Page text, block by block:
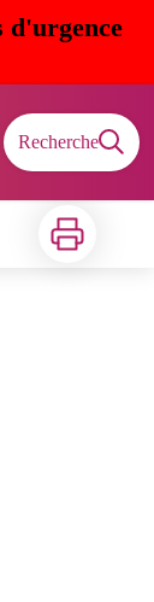
d'urgence
Recherche
Imprimer